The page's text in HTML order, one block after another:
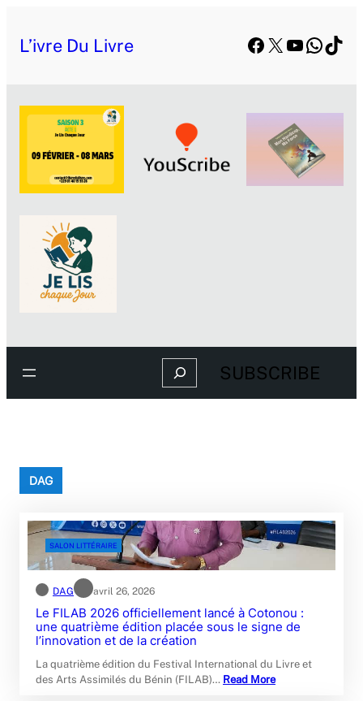
auL’ivre Du Livre Facebook
X YouTube
Search SUBSCRIBE
DAG
SALON LITTÉRAIRE
DAG avril 26, 2026
Le FILAB 2026 officiellement lancé à Cotonou :
une quatrième édition placée sous le signe de
l’innovation et de la création
La quatrième édition du Festival International du Livre et
des Arts Assimilés du Bénin (FILAB)… Read More